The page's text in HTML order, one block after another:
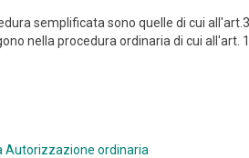
semplificata sono quelle di cui
nella procedura ordinaria di cui
Autorizzazione ordinaria